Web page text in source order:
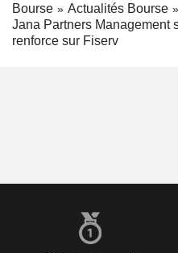
Bourse
Actualités Bourse
Jana Partners Management
renforce sur Fiserv